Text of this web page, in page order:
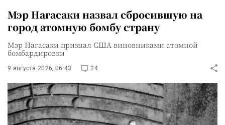
Мэр Нагасаки назвал сбросившую на
город атомную бомбу страну
Мэр Нагасаки признал США виновниками атомной
бомбардировки
9 августа 2026, 06:43 24